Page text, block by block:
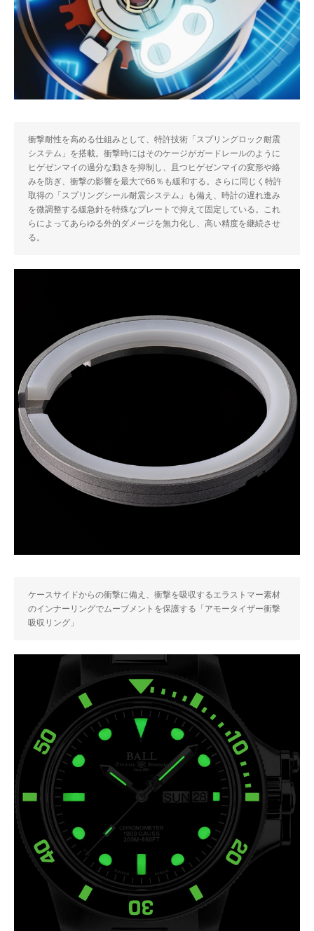
衝撃耐性を高める仕組みとして、特許技術「スプリングロック耐震
システム」を搭載。衝撃時にはそのケージがガードレールのように
ヒゲゼンマイの過分な動きを抑制し、且つヒゲゼンマイの変形や絡
みを防ぎ、衝撃の影響を最大で66％も緩和する。さらに同じく特許
取得の「スプリングシール耐震システム」も備え、時計の遅れ進み
を微調整する緩急針を特殊なプレートで抑えて固定している。これ
らによってあらゆる外的ダメージを無力化し、高い精度を継続させ
る。
ケースサイドからの衝撃に備え、衝撃を吸収するエラストマー素材
のインナーリングでムーブメントを保護する「アモータイザー衝撃
吸収リング」